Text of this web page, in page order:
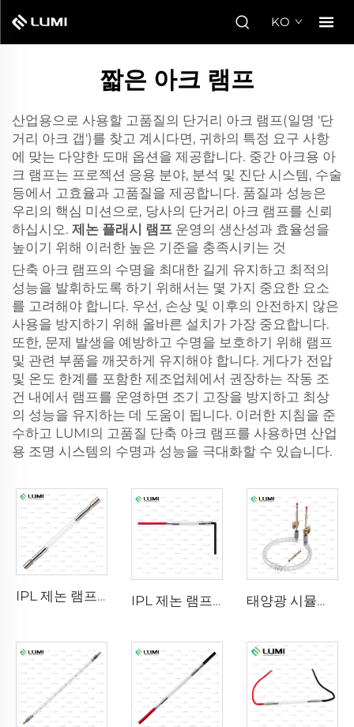
KO
짧은 아크 램프
산업용으로 사용할 고품질의 단거리 아크 램프(일명 '단
거리 아크 갭')를 찾고 계시다면, 귀하의 특정 요구 사항
에 맞는 다양한 도매 옵션을 제공합니다. 중간 아크용 아
크 램프는 프로젝션 응용 분야, 분석 및 진단 시스템, 수술
등에서 고효율과 고품질을 제공합니다. 품질과 성능은
우리의 핵심 미션으로, 당사의 단거리 아크 램프를 신뢰
하십시오. 제논 플래시 램프 운영의 생산성과 효율성을
높이기 위해 이러한 높은 기준을 충족시키는 것
단축 아크 램프의 수명을 최대한 길게 유지하고 최적의
성능을 발휘하도록 하기 위해서는 몇 가지 중요한 요소
를 고려해야 합니다. 우선, 손상 및 이후의 안전하지 않은
사용을 방지하기 위해 올바른 설치가 가장 중요합니다.
또한, 문제 발생을 예방하고 수명을 보호하기 위해 램프
및 관련 부품을 깨끗하게 유지해야 합니다. 게다가 전압
및 온도 한계를 포함한 제조업체에서 권장하는 작동 조
건 내에서 램프를 운영하면 조기 고장을 방지하고 최상
의 성능을 유지하는 데 도움이 됩니다. 이러한 지침을 준
수하고 LUMI의 고품질 단축 아크 램프를 사용하면 산업
용 조명 시스템의 수명과 성능을 극대화할 수 있습니다.
IPL 제논 램프 P1640 – 7×47×110mm IPL 제논 램프 P1541 – 9×45×100 mm 태양광 시뮬레이터 가스 램프 D1200 – 10×110mm